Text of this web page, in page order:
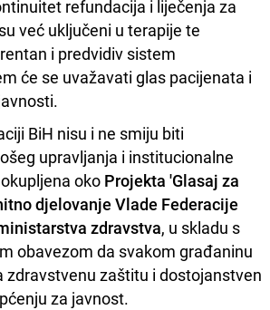
refundacija i liječenja za
već uključeni u terapije te
i predvidiv sistem
će se uvažavati glas pacijenata i
BiH nisu i ne smiju biti
upravljanja i institucionalne
oko Projekta 'Glasaj za
djelovanje Vlade Federacije
zdravstva, u skladu s
obavezom da svakom građaninu
zdravstvenu zaštitu i dostojanstven
za javnost.